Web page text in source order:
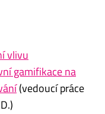
vlivu
gamifikace na
(vedoucí práce